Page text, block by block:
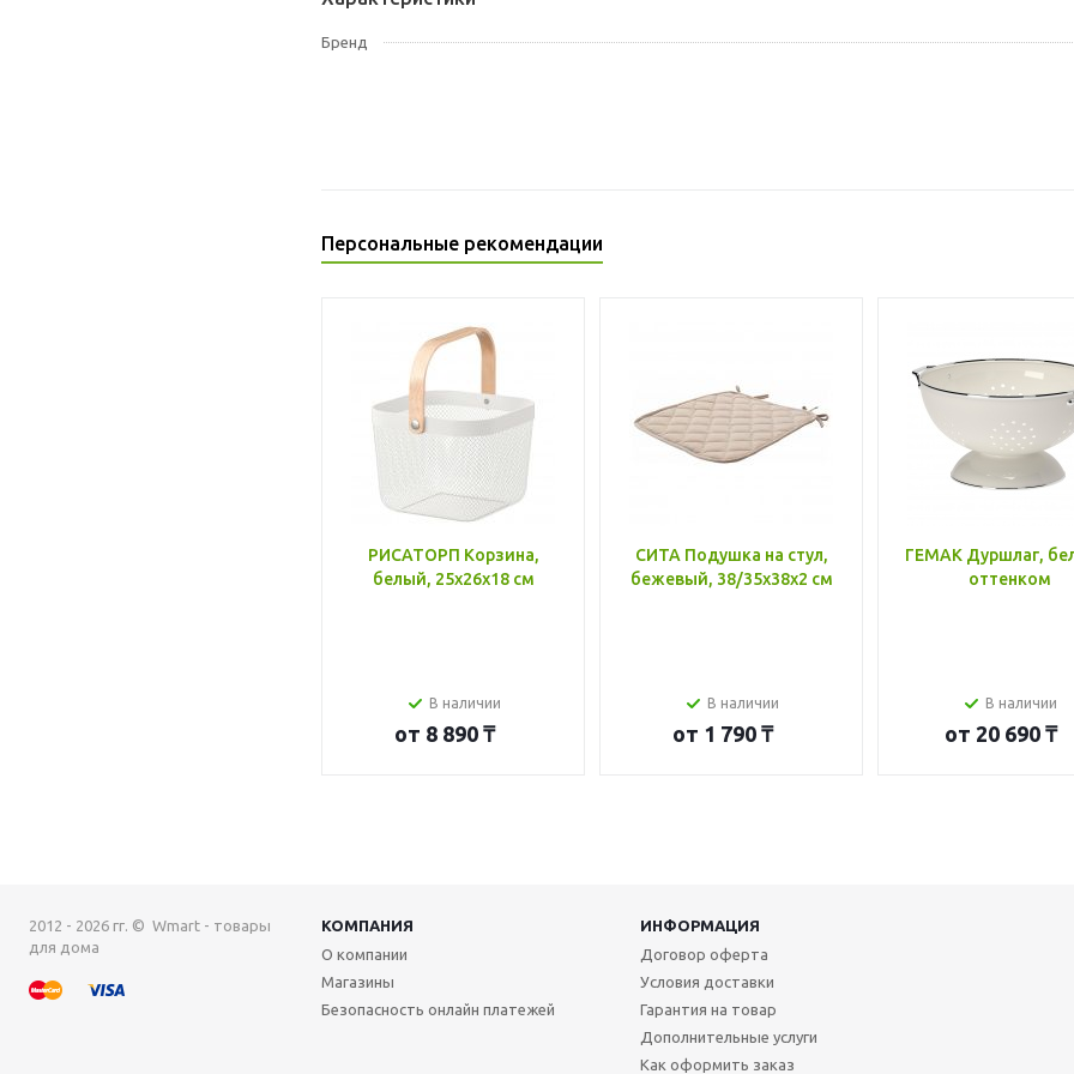
Бренд
Персональные рекомендации
РИСАТОРП Корзина,
белый, 25x26x18 см
В наличии
от 8 890 ₸
СИТА Подушка на стул,
бежевый, 38/35x38x2 см
В наличии
от 1 790 ₸
ГЕМАК Дуршлаг,
оттенком
В наличии
от 20 690 ₸
2012 - 2026 гг. © Wmart - товары
для дома
КОМПАНИЯ
ИНФОРМАЦИЯ
О компании
Магазины
Безопасность онлайн платежей
Договор оферта
Условия доставки
Гарантия на товар
Дополнительные услуги
Как оформить заказ